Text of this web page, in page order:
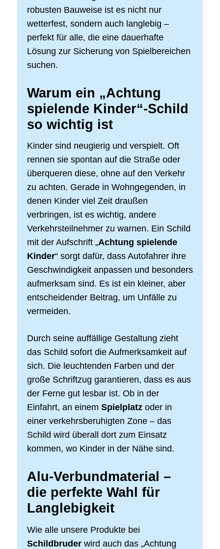
robusten Bauweise ist es nicht nur
wetterfest, sondern auch langlebig –
perfekt für alle, die eine dauerhafte
Lösung zur Sicherung von Spielbereichen
suchen.
Warum ein „Achtung
spielende Kinder“-Schild
so wichtig ist
Kinder sind neugierig und verspielt. Oft
rennen sie spontan auf die Straße oder
überqueren diese, ohne auf den Verkehr
zu achten. Gerade in Wohngegenden, in
denen Kinder viel Zeit draußen
verbringen, ist es wichtig, andere
Verkehrsteilnehmer zu warnen. Ein Schild
mit der Aufschrift „Achtung spielende
Kinder“ sorgt dafür, dass Autofahrer ihre
Geschwindigkeit anpassen und besonders
aufmerksam sind. Es ist ein kleiner, aber
entscheidender Beitrag, um Unfälle zu
vermeiden.
Durch seine auffällige Gestaltung zieht
das Schild sofort die Aufmerksamkeit auf
sich. Die leuchtenden Farben und der
große Schriftzug garantieren, dass es aus
der Ferne gut lesbar ist. Ob in der
Einfahrt, an einem Spielplatz oder in
einer verkehrsberuhigten Zone – das
Schild wird überall dort zum Einsatz
kommen, wo Kinder in der Nähe sind.
Alu-Verbundmaterial –
die perfekte Wahl für
Langlebigkeit
Wie alle unsere Produkte bei
Schildbruder wird auch das „Achtung